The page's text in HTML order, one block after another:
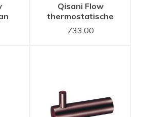
Qisani Flow
thermostatische
inbouwkraan 1-weg
rond Copper / Koper
733,00